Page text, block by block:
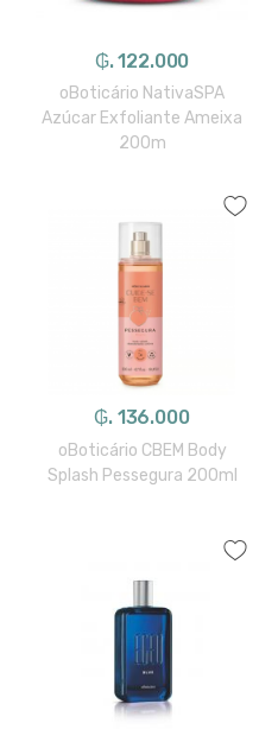
₲. 122.000
oBoticário NativaSPA
Azúcar Exfoliante Ameixa
200m
₲. 136.000
oBoticário CBEM Body
Splash Pessegura 200ml